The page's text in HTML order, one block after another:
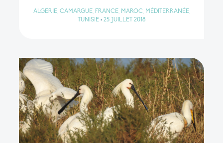
ALGÉRIE, CAMARGUE, FRANCE, MAROC, MÉDITERRANÉE,
TUNISIE • 25 JUILLET 2018